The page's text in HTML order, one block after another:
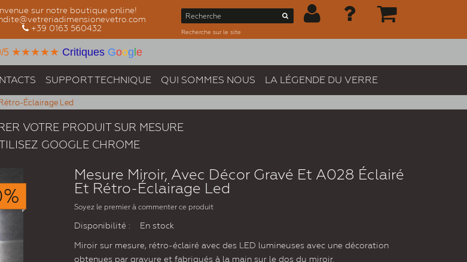
sur notre boutique online!
+39 0163 560432
Recherche sur le site
5 ★★★★★ Critiques Goog e
SUPPORT TECHNIQUE QUI SOMMES NOUS LA LÉGENDE DU VERRE
Éclairage Led
VOTRE PRODUIT SUR MESURE
GOOGLE CHROME
Mesure Miroir, Avec Décor Gravé Et A028 Éclairé
Et Rétro-Éclairage Led
Soyez le premier à commenter ce produit
Disponibilité : En stock
Miroir sur mesure, rétro-éclairé avec des LED lumineuses avec une décoration
obtenues par gravure et fabriqués à la main sur le dos du miroir.